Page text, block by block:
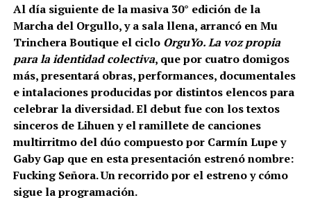
Al día siguiente de la masiva 30° edición de la
Marcha del Orgullo, y a sala llena, arrancó en Mu
Trinchera Boutique el ciclo OrguYo. La voz propia
para la identidad colectiva, que por cuatro domigos
más, presentará obras, performances, documentales
e intalaciones producidas por distintos elencos para
celebrar la diversidad. El debut fue con los textos
sinceros de Lihuen y el ramillete de canciones
multirritmo del dúo compuesto por Carmín Lupe y
Gaby Gap que en esta presentación estrenó nombre:
Fucking Señora. Un recorrido por el estreno y cómo
sigue la programación.